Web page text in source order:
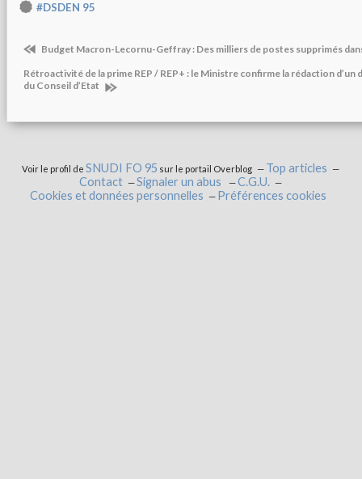
#DSDEN 95
Budget Macron-Lecornu-Geffray : Des milliers de postes supprimés
Rétroactivité de la prime REP / REP+ : le Ministre confirme la rédaction
du Conseil d’Etat
Voir le profil deSNUDI FO 95 sur le portail Overblog
Top articles
Contact
Signaler un abus
C.G.U.
Cookies et données personnelles
Préférences cookies